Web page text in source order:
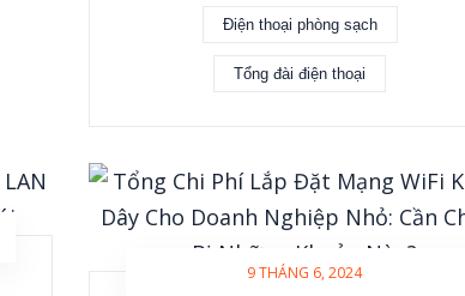
Điện thoại phòng sạch
Tổng đài điện thoại
9 THÁNG 6, 2024